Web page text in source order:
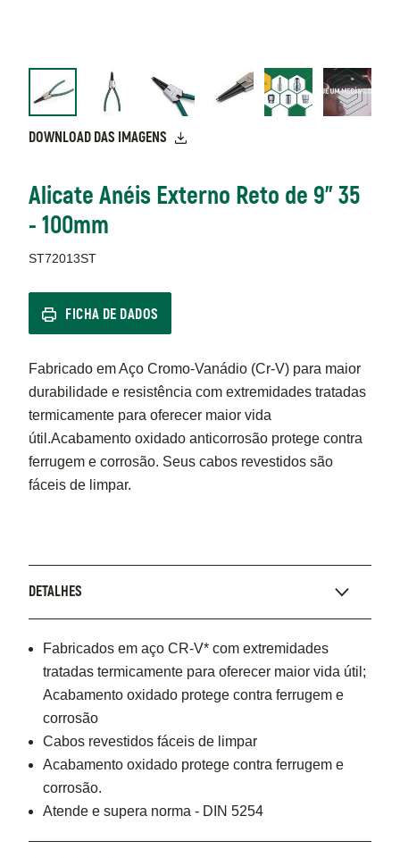
DOWNLOAD DAS IMAGENS
Alicate Anéis Externo Reto de 9" 35
- 100mm
ST72013ST
FICHA DE DADOS
Fabricado em Aço Cromo-Vanádio (Cr-V) para maior
durabilidade e resistência com extremidades tratadas
termicamente para oferecer maior vida
útil.Acabamento oxidado anticorrosão protege contra
ferrugem e corrosão. Seus cabos revestidos são
fáceis de limpar.
DETALHES
Fabricados em aço CR-V* com extremidades
tratadas termicamente para oferecer maior vida útil;
Acabamento oxidado protege contra ferrugem e
corrosão
Cabos revestidos fáceis de limpar
Acabamento oxidado protege contra ferrugem e
corrosão.
Atende e supera norma - DIN 5254